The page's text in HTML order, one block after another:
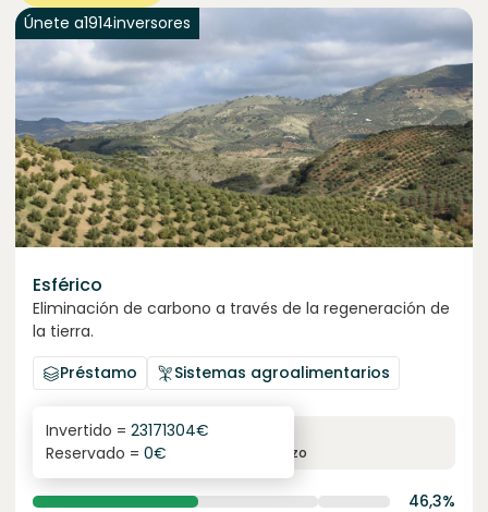
Únete a1914inversores
Esférico
Eliminación de carbono a través de la regeneración de
la tierra.
Préstamo
Sistemas agroalimentarios
6.3%
interés anual plazo
Invertido = 23171304€
Reservado = 0€
46,3%